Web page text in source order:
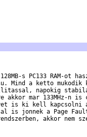
s PC133 RAM-ot
Mind a ketto mukodik
napokig
akkor mar 133MHz-n is
is ki kell kapcsolni
is jonnek a Page
akkor nem